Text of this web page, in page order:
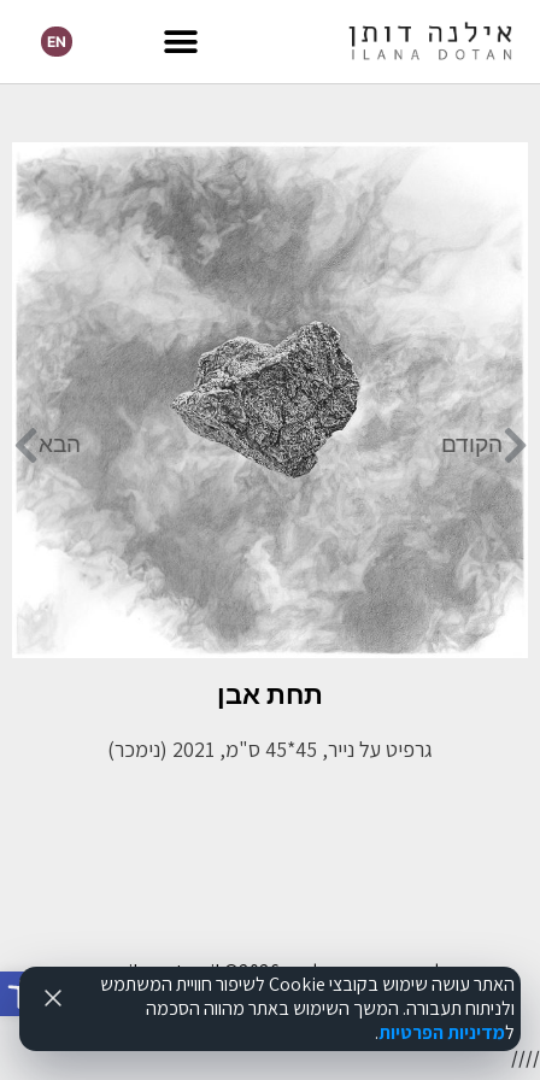
פתח
EN
הקודם הבא
תחת אבן
גרפיט על נייר, 45*45 ס"מ, 2021 (נימכר)
כל הזכויות שמורות לאתר www.ilanart.co.il©2026
הצהרת נגישותתקנון האתרמדיניות פרטיות
//
//
האתר עושה שימוש בקובצי Cookie לשיפור חוויית המשתמש
ולניתוח תעבורה. המשך השימוש באתר מהווה הסכמה
למדיניות הפרטיות.